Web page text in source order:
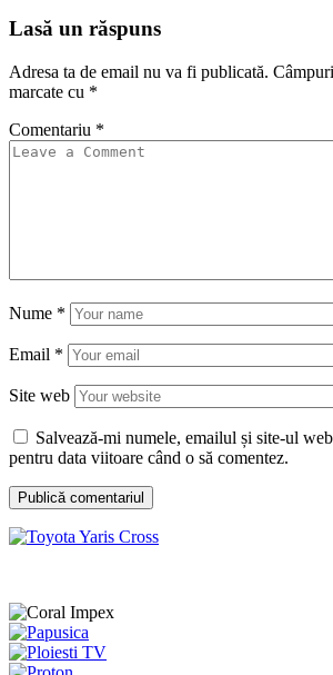
Lasă un răspuns
Adresa ta de email nu va fi publicată.
marcate cu *
Comentariu *
Nume *
Email *
Site web
Salvează-mi numele, emailul și site-ul
pentru data viitoare când o să comentez.